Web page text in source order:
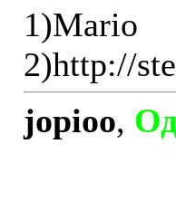
1)Mario
2)http://
jopioo,